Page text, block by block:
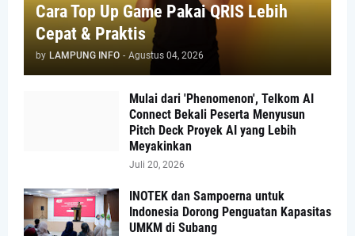
Cara Top Up Game Pakai QRIS Lebih
Cepat & Praktis
by LAMPUNG INFO - Agustus 04, 2026
Mulai dari 'Phenomenon', Telkom AI
Connect Bekali Peserta Menyusun
Pitch Deck Proyek AI yang Lebih
Meyakinkan
Juli 20, 2026
INOTEK dan Sampoerna untuk
Indonesia Dorong Penguatan Kapasitas
UMKM di Subang